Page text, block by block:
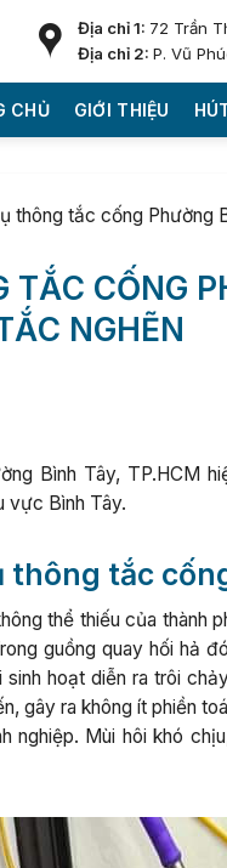
Địa chỉ 1: 72 Trần
Địa chỉ 2:P. Vũ
CHỦ GIỚI THIỆU
thông tắc cống Phường
TẮC CỐNG
NGHẼN
Bình Tây, TP.HCM
vực Bình Tây.
tắc
thể thiếu của
guồng quay hối hả
hoạt diễn ra trôi
gây ra không ít phiền
nghiệp. Mùi hôi khó